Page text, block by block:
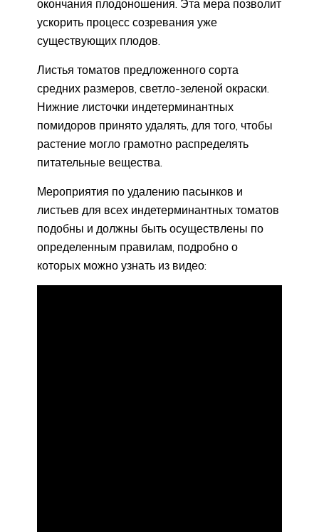
окончания плодоношения. Эта мера позволит
ускорить процесс созревания уже
существующих плодов.
Листья томатов предложенного сорта
средних размеров, светло-зеленой окраски.
Нижние листочки индетерминантных
помидоров принято удалять, для того, чтобы
растение могло грамотно распределять
питательные вещества.
Мероприятия по удалению пасынков и
листьев для всех индетерминантных томатов
подобны и должны быть осуществлены по
определенным правилам, подробно о
которых можно узнать из видео: